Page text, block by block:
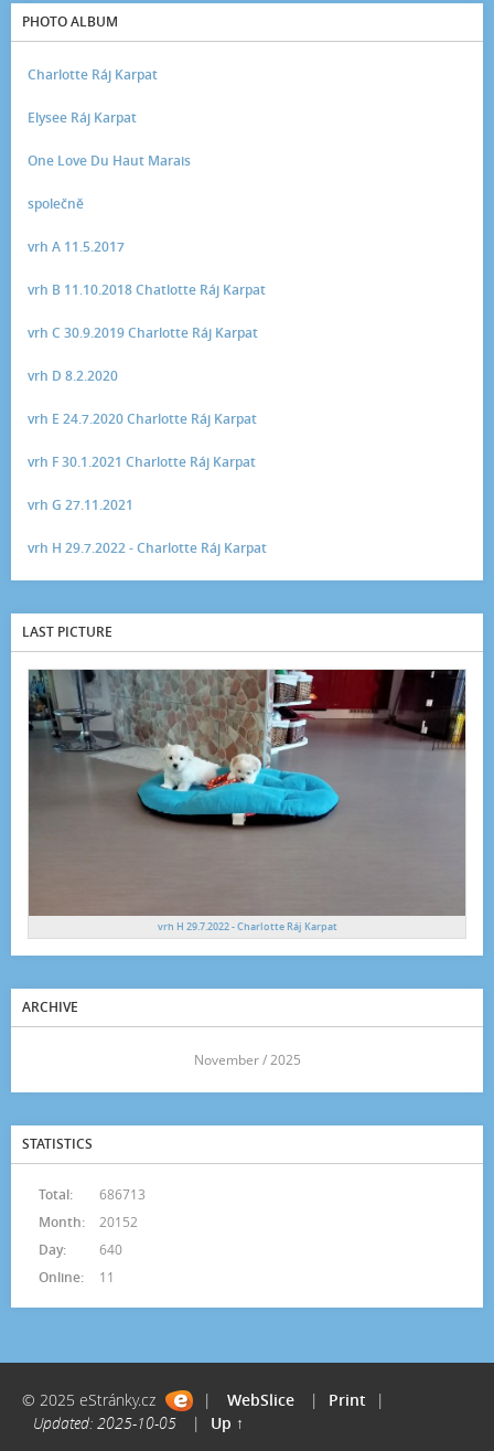
PHOTO ALBUM
Charlotte Ráj Karpat
Elysee Ráj Karpat
One Love Du Haut Marais
společně
vrh A 11.5.2017
vrh B 11.10.2018 Chatlotte Ráj Karpat
vrh C 30.9.2019 Charlotte Ráj Karpat
vrh D 8.2.2020
vrh E 24.7.2020 Charlotte Ráj Karpat
vrh F 30.1.2021 Charlotte Ráj Karpat
vrh G 27.11.2021
vrh H 29.7.2022 - Charlotte Ráj Karpat
LAST PICTURE
vrh H 29.7.2022 - Charlotte Ráj Karpat
ARCHIVE
November / 2025
STATISTICS
Online: 11
Total:
686713
Month:
20152
Day:
640
© 2025 eStránky.cz | WebSlice | Print
|
Updated: 2025-10-05
| Up ↑